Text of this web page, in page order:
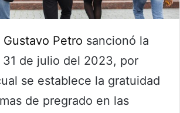
Gustavo Petro sancionó la
de julio del 2023, por
se establece la gratuidad
de pregrado en las